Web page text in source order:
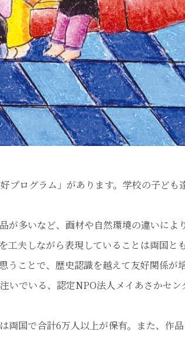
ログラム」があります。学校の子ども達
が多いなど、画材や自然環境の違いによ
工夫しながら表現していることは両国と
うことで、歴史認識を越えて友好関係が
いでいる、認定NPO法人メイあさかセン
両国で合計6万人以上が保有。また、作